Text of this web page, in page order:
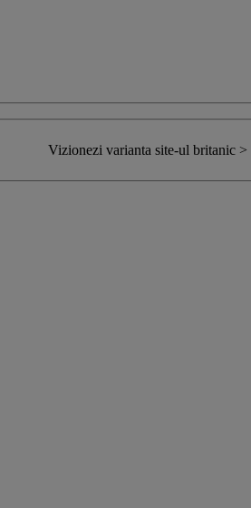
Vizionezi varianta site-ul britanic >